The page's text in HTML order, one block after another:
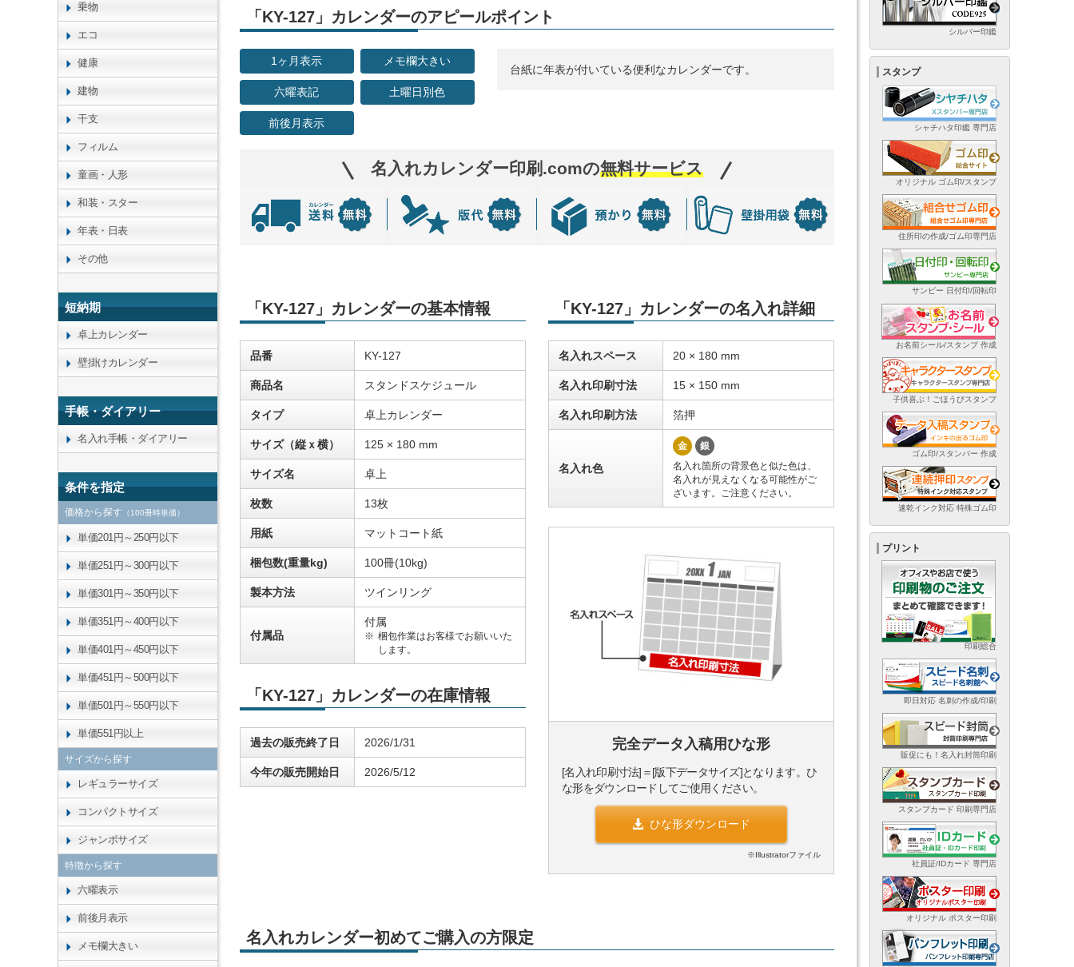
「KY-127」カレンダーのアピールポイント
1ヶ月表示 メモ欄大きい
六曜表記 土曜日別色
前後月表示
台紙に年表が付いている便利なカレンダーです。
名入れカレンダー印刷.comの無料サービス
「KY-127」カレンダーの基本情報
品番 KY-127
商品名 スタンドスケジュール
タイプ 卓上カレンダー
サイズ（縦ｘ横） 125 × 180 mm
サイズ名 卓上
枚数 13枚
用紙 マットコート紙
梱包数(重量kg) 100冊(10kg)
製本方法 ツインリング
付属品
付属
梱包作業はお客様でお願いいた
します。
「KY-127」カレンダーの在庫情報
過去の販売終了日 2026/1/31
今年の販売開始日 2026/5/12
「KY-127」カレンダーの名入れ詳細
名入れスペース 20 × 180 mm
名入れ印刷寸法 15 × 150 mm
名入れ印刷方法 箔押
名入れ色
金
銀
名入れ箇所の背景色と似た色は、
名入れが見えなくなる可能性がご
ざいます。ご注意ください。
完全データ入稿用ひな形
[名入れ印刷寸法]＝[版下データサイズ]となります。ひ
な形をダウンロードしてご使用ください。
ひな形ダウンロード
※Illustratorファイル
名入れカレンダー初めてご購入の方限定
乗物
エコ
健康
建物
干支
フィルム
童画・人形
和装・スター
年表・日表
その他
短納期
卓上カレンダー
壁掛けカレンダー
手帳・ダイアリー
名入れ手帳・ダイアリー
条件を指定
価格から探す （100冊時単価）
単価201円～250円以下
単価251円～300円以下
単価301円～350円以下
単価351円～400円以下
単価401円～450円以下
単価451円～500円以下
単価501円～550円以下
単価551円以上
サイズから探す
レギュラーサイズ
コンパクトサイズ
ジャンボサイズ
特徴から探す
六曜表示
前後月表示
メモ欄大きい
シルバー印鑑
スタンプ
シャチハタ印鑑 専門店
オリジナル ゴム印/スタンプ
住所印の作成/ゴム印専門店
サンビー 日付印/回転印
お名前シール/スタンプ 作成
子供喜ぶ！ごほうびスタンプ
ゴム印/スタンパー 作成
速乾インク対応 特殊ゴム印
プリント
印刷総合
即日対応 名刺の作成/印刷
販促にも！名入れ封筒印刷
スタンプカード 印刷専門店
社員証/IDカード 専門店
オリジナル ポスター印刷